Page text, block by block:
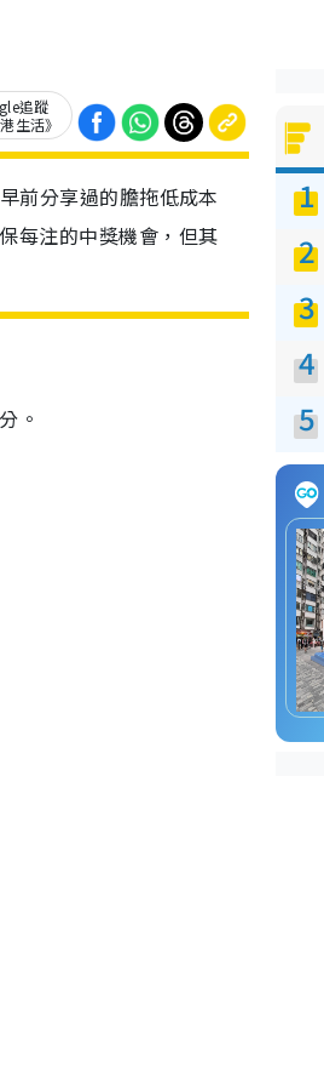
追蹤
生活》
前分享過的膽拖低成本
每注的中獎機會，但其
。
1
2
3
4
5